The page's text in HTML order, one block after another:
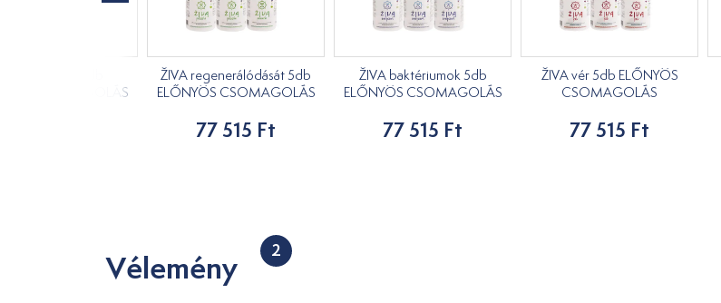
CSOMAGOLÁS
ŽIVA regenerálódását 5db
ELŐNYÖS CSOMAGOLÁS
77 515 Ft
ŽIVA baktériumok 5db
ELŐNYÖS CSOMAGOLÁS
77 515 Ft
ŽIVA vér 5db ELŐNYÖS
CSOMAGOLÁS
77 515 Ft
Vélemény 2